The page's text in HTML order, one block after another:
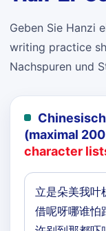
Geben Sie Hanzi
writing practice
Nachspuren und
(maximal
character